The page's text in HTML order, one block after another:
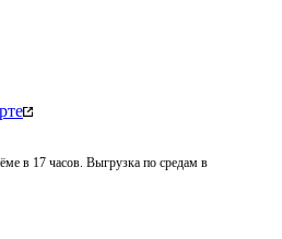
в 17 часов. Выгрузка по средам в